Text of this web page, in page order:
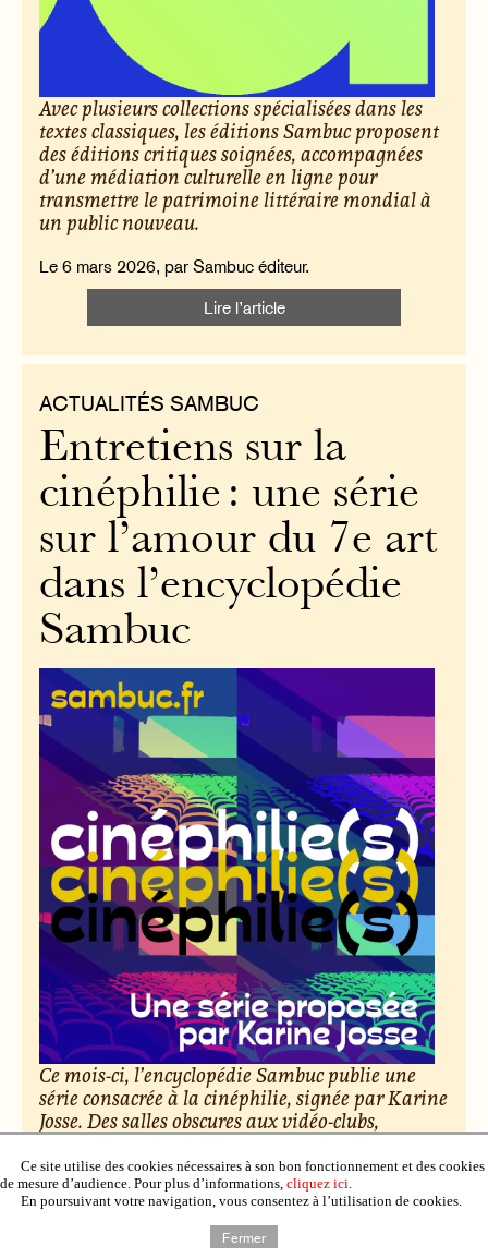
Avec plusieurs collections spécialisées dans les
textes classiques, les éditions Sambuc proposent
des éditions critiques soignées, accompagnées
d’une médiation culturelle en ligne pour
transmettre le patrimoine littéraire mondial à
un public nouveau.
Le 6 mars 2026, par Sambuc éditeur.
Lire l’article
ACTUALITÉS SAMBUC
Entretiens sur la
cinéphilie : une série
sur l’amour du 7e art
dans l’encyclopédie
Sambuc
Ce mois-ci, l’encyclopédie Sambuc publie une
série consacrée à la cinéphilie, signée par Karine
Josse. Des salles obscures aux vidéo-clubs,
découvrez cent nuances d’amour du cinéma.
Le 6 février 2026, par Raphaël Deuff.
Lire l’article
Ce site utilise des cookies nécessaires à son bon fonctionnement et des cookies
de mesure d’audience. Pour plus d’informations, cliquez ici.
En poursuivant votre navigation, vous consentez à l’utilisation de cookies.
Fermer